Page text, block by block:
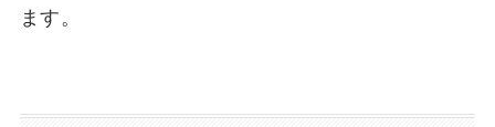
ます。